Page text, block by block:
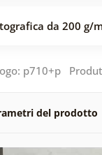
da 200 g/
p710+p
del prodotto